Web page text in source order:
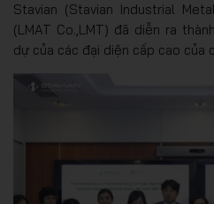
Stavian (Stavian Industrial
(LMAT Co.,LMT) đã diễn ra
dự của các đại diện cấp cao của